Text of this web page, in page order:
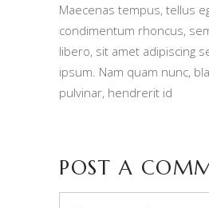
Maecenas tempus, tellus
condimentum rhoncus,
libero, sit amet adipiscing
ipsum. Nam quam nunc,
pulvinar, hendrerit id
POST A